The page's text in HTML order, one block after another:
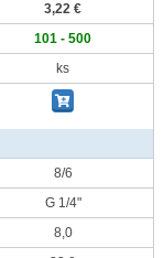
3,22 €
101 - 500
ks
8/6
G 1/4"
8,0